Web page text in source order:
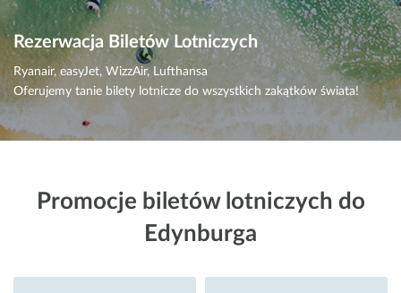
Rezerwacja Biletów Lotniczych
Ryanair, easyJet, WizzAir, Lufthansa
Oferujemy tanie bilety lotnicze do wszystkich zakątków świata!
Promocje biletów lotniczych do
Edynburga